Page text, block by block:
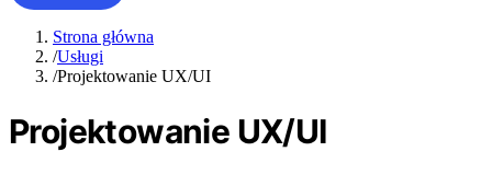
Strona główna
/Usługi
/Projektowanie UX/UI
Projektowanie UX/UI